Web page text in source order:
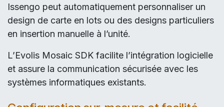
Issengo peut automatiquement personnaliser un
design de carte en lots ou des designs particuliers
en insertion manuelle à l’unité.
L’Evolis Mosaic SDK facilite l’intégration logicielle
et assure la communication sécurisée avec les
systèmes informatiques existants.